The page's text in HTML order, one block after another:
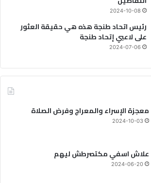
2024-10-08
رئيس اتحاد طنجة هذه هي حقيقة العثور
على لاعبي إتحاد طنجة
2024-07-06
معجزة الإسراء والمعراج وفرض الصلاة
2024-10-03
علاش اسفي مكتصرطش ليهم
2024-06-20